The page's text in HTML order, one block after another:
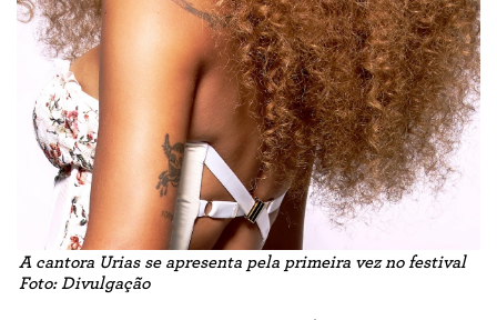
A cantora Urias se apresenta pela primeira vez no festival
Foto: Divulgação